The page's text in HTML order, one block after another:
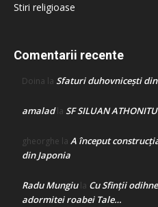
Stiri religioase
Comentarii recente
Doina la Sfaturi duhovnicești
amaladla SF SILUAN
gheorghe la A început
din Japonia
Radu Mungiula Cu Sfinții
adormitei roabei Tale…